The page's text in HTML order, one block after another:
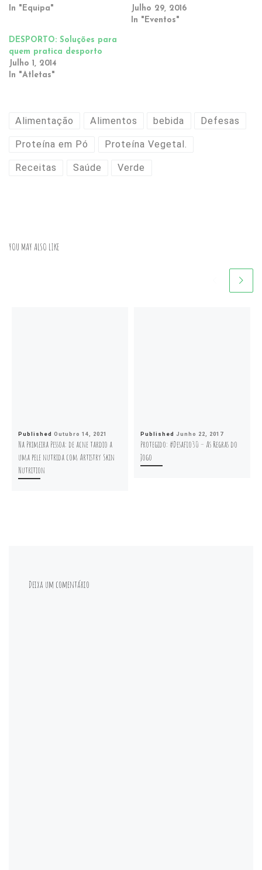
In "Equipa"
Julho 29, 2016
In "Eventos"
DESPORTO: Soluções para
quem pratica desporto
Julho 1, 2014
In "Atletas"
Alimentação Alimentos bebida Defesas
Proteína em Pó Proteína Vegetal.
Receitas Saúde Verde
YOU MAY ALSO LIKE
Published Outubro 14, 2021
Na Primeira Pessoa: de acne tardio a
uma pele nutrida com Artistry Skin
Nutrition
Published Junho 22, 2017
Protegido: #Desafio30 – As Regras do
Jogo
Deixa um comentário